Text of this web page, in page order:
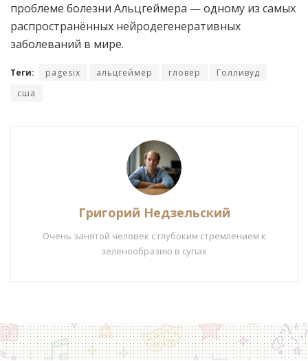
проблеме болезни Альцгеймера — одному из самых
распространённых нейродегенеративных
заболеваний в мире.
Теги: pagesix альцгеймер гловер
Голливуд
сша
Григорий Недзельский
Очень занятой человек с глубоким стремлением к
зеленообразию в супах